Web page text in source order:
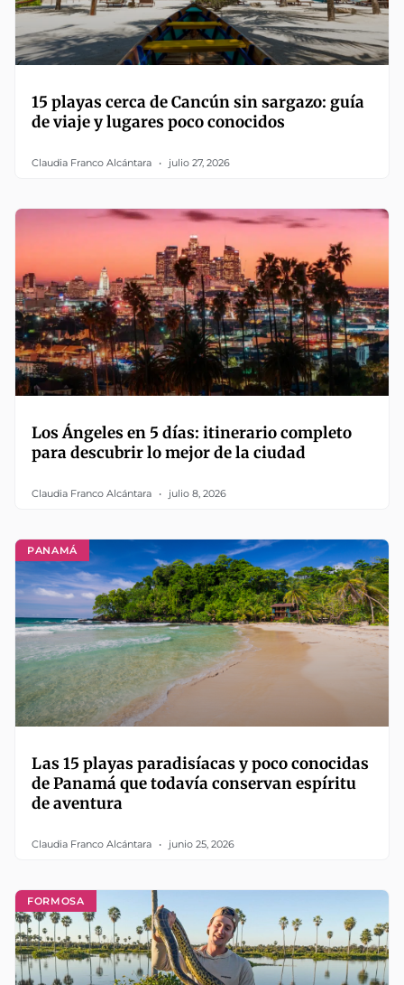
15 playas cerca de Cancún sin sargazo: guía
de viaje y lugares poco conocidos
Claudia Franco Alcántara julio 27, 2026
Los Ángeles en 5 días: itinerario completo
para descubrir lo mejor de la ciudad
Claudia Franco Alcántara julio 8, 2026
PANAMÁ
Las 15 playas paradisíacas y poco conocidas
de Panamá que todavía conservan espíritu
de aventura
Claudia Franco Alcántara junio 25, 2026
FORMOSA